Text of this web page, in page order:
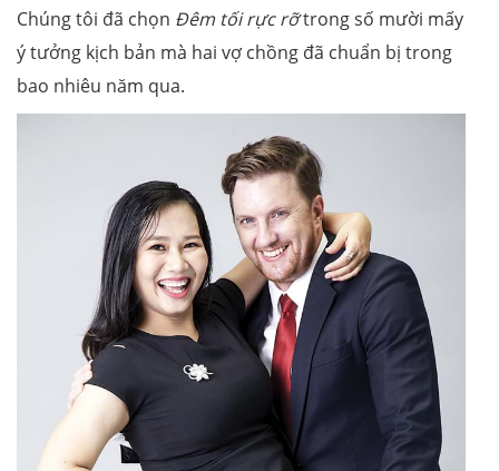
Chúng tôi đã chọn Đêm tối rực rỡtrong số mười mấy
ý tưởng kịch bản mà hai vợ chồng đã chuẩn bị trong
bao nhiêu năm qua.